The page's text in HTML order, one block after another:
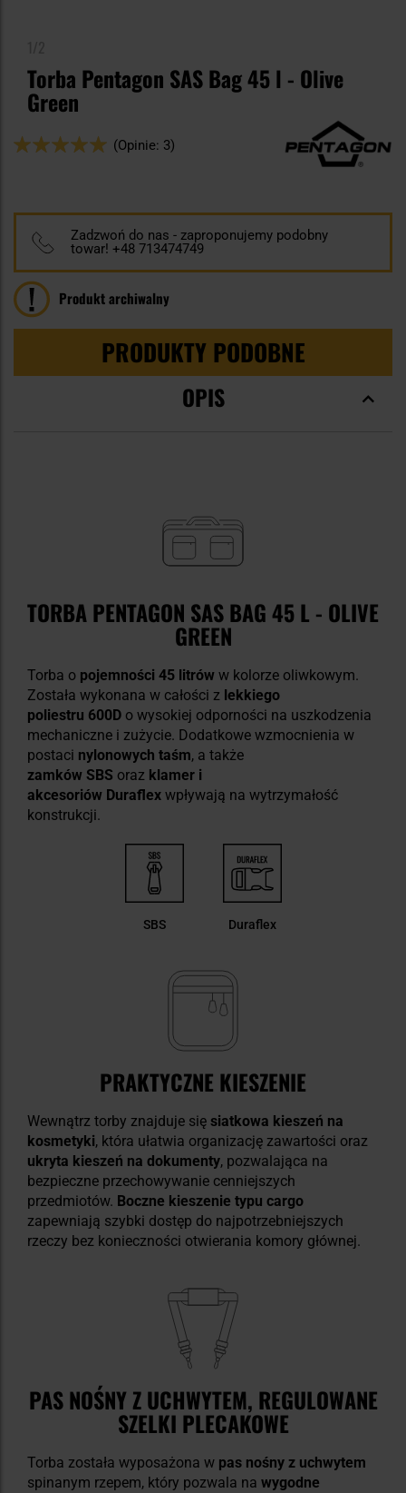
Torba Pentagon SAS Bag 45 l - Olive
Green
Ocena:
(Opinie: 3)
Zadzwoń do nas - zaproponujemy podobny
towar! +48 713474749
Produkt archiwalny
PRODUKTY PODOBNE
OPIS
TORBA PENTAGON SAS BAG 45 L - OLIVE
GREEN
Torba o pojemności 45 litrów w kolorze oliwkowym.
Została wykonana w całości z lekkiego
poliestru 600D o wysokiej odporności na uszkodzenia
mechaniczne i zużycie. Dodatkowe wzmocnienia w
postaci nylonowych taśm, a także
zamków SBS oraz klamer i
akcesoriów Duraflex wpływają na wytrzymałość
konstrukcji.
SBS Duraflex
PRAKTYCZNE KIESZENIE
Wewnątrz torby znajduje się siatkowa kieszeń na
kosmetyki, która ułatwia organizację zawartości oraz
ukryta kieszeń na dokumenty, pozwalająca na
bezpieczne przechowywanie cenniejszych
przedmiotów. Boczne kieszenie typu cargo
zapewniają szybki dostęp do najpotrzebniejszych
rzeczy bez konieczności otwierania komory głównej.
PAS NOŚNY Z UCHWYTEM, REGULOWANE
SZELKI PLECAKOWE
Torba została wyposażona w pas nośny z uchwytem
spinanym rzepem, który pozwala na wygodne